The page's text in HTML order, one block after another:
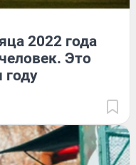
2022 года
Это